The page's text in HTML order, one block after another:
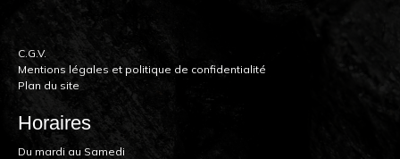
C.G.V.
Mentions légales et politique de confidentialité
Plan du site
Horaires
Du mardi au Samedi